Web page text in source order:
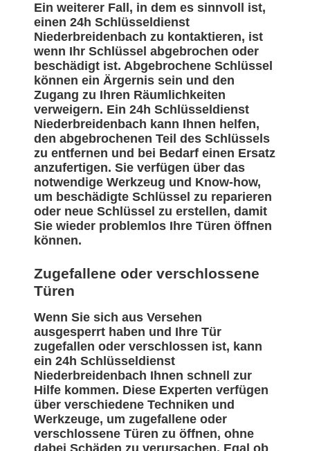
Ein weiterer Fall, in dem es sinnvoll ist,
einen 24h Schlüsseldienst
Niederbreidenbach zu kontaktieren, ist
wenn Ihr Schlüssel abgebrochen oder
beschädigt ist. Abgebrochene Schlüssel
können ein Ärgernis sein und den
Zugang zu Ihren Räumlichkeiten
verweigern. Ein 24h Schlüsseldienst
Niederbreidenbach kann Ihnen helfen,
den abgebrochenen Teil des Schlüssels
zu entfernen und bei Bedarf einen Ersatz
anzufertigen. Sie verfügen über das
notwendige Werkzeug und Know-how,
um beschädigte Schlüssel zu reparieren
oder neue Schlüssel zu erstellen, damit
Sie wieder problemlos Ihre Türen öffnen
können.
Zugefallene oder verschlossene
Türen
Wenn Sie sich aus Versehen
ausgesperrt haben und Ihre Tür
zugefallen oder verschlossen ist, kann
ein 24h Schlüsseldienst
Niederbreidenbach Ihnen schnell zur
Hilfe kommen. Diese Experten verfügen
über verschiedene Techniken und
Werkzeuge, um zugefallene oder
verschlossene Türen zu öffnen, ohne